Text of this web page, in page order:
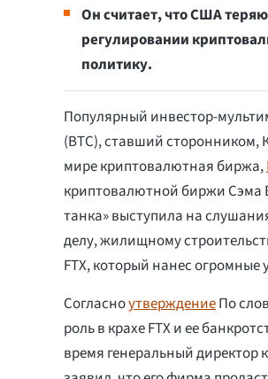
Он считает, что США
регулировании
политику.
Популярный инвестор-
(BTC), ставший
мире криптовалютная биржа,
криптовалютной биржи Сэма
танка» выступила на
делу, жилищному
FTX, который нанес огромные
СогласноутверждениеПо
роль в крахе FTX и ее
время генеральный